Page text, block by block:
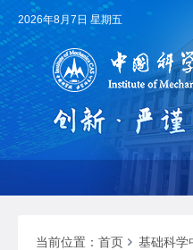
2026年8月7日 星期五
当前位置： 首页 基础科学